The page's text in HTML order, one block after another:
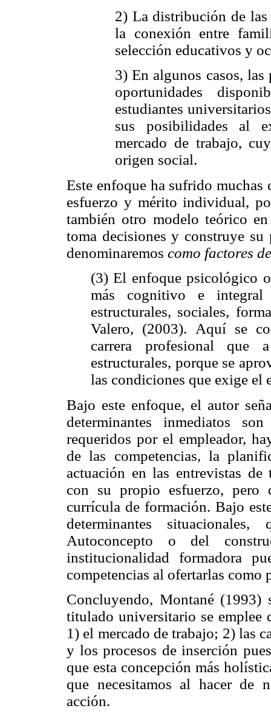
2) La distribución de
la conexión entre
selección educativos y
3) En algunos casos,
oportunidades
estudiantes
sus posibilidades al
mercado de trabajo,
origen social.
Este enfoque ha sufrido
esfuerzo y mérito individual,
también otro modelo teórico
toma decisiones y construye
denominaremos como factores
(3) El enfoque psicológico
más cognitivo e
estructurales, sociales,
Valero, (2003). Aquí se
carrera profesional que
estructurales, porque se
las condiciones que exige el
Bajo este enfoque, el autor
determinantes inmediatos
requeridos por el empleador,
de las competencias, la
actuación en las entrevistas
con su propio esfuerzo, pero
currícula de formación. Bajo
determinantes
Autoconcepto o del
institucionalidad formadora
competencias al ofertarlas como
Concluyendo, Montané
titulado universitario se emplee
1) el mercado de trabajo; 2) las
y los procesos de inserción
que esta concepción más
que necesitamos al hacer de
acción.